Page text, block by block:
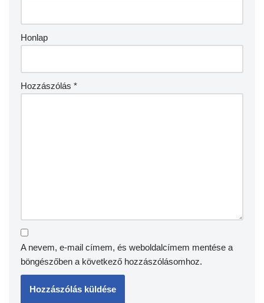
Honlap
Hozzászólás *
A nevem, e-mail címem, és weboldalcímem mentése a
böngészőben a következő hozzászólásomhoz.